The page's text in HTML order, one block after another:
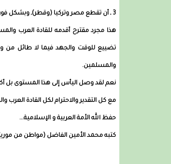
3 ـ أن تقطع مصر وتركيا (وقطر)ـ وبشكل فوري ـ علاقاتها الدبلوماسية مع العدو الصهيوني، وتفتح مصر حدودها لكسر الحصار.
هذا مجرد مقترح أقدمه للقادة العرب
تضييع للوقت والجهد فيما لا طائل من
والمسلمين.
نعم لقد وصل اليأس إلى هذا المستوى بل
مع كل التقدير والاحترام لكل القادة العرب
حفظ الله الأمة العربية و الإسلامية...
كتبه محمد الأمين الفاضل (مواطن من